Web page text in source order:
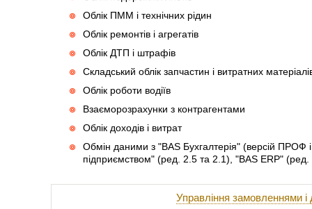
Облік ПММ і технічних рідин
Облік ремонтів і агрегатів
Облік ДТП і штрафів
Складський облік запчастин і витратних
Облік роботи водіїв
Взаєморозрахунки з контрагентами
Облік доходів і витрат
Обмін даними з "BAS Бухгалтерія" (версій
підприємством" (ред. 2.5 та 2.1), "BAS ERP"
Управління замовленнями і